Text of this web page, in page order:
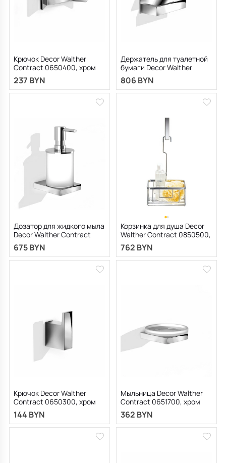
Крючок Decor Walther
Contract 0650400, хром
237 BYN
Держатель для туалетной
бумаги Decor Walther
Contract 0654100, хром
806 BYN
Дозатор для жидкого мыла
Decor Walther Contract
0651600, хром
675 BYN
Корзинка для душа Decor
Walther Contract 0850500,
хром
762 BYN
Крючок Decor Walther
Contract 0650300, хром
144 BYN
Мыльница Decor Walther
Contract 0651700, хром
362 BYN